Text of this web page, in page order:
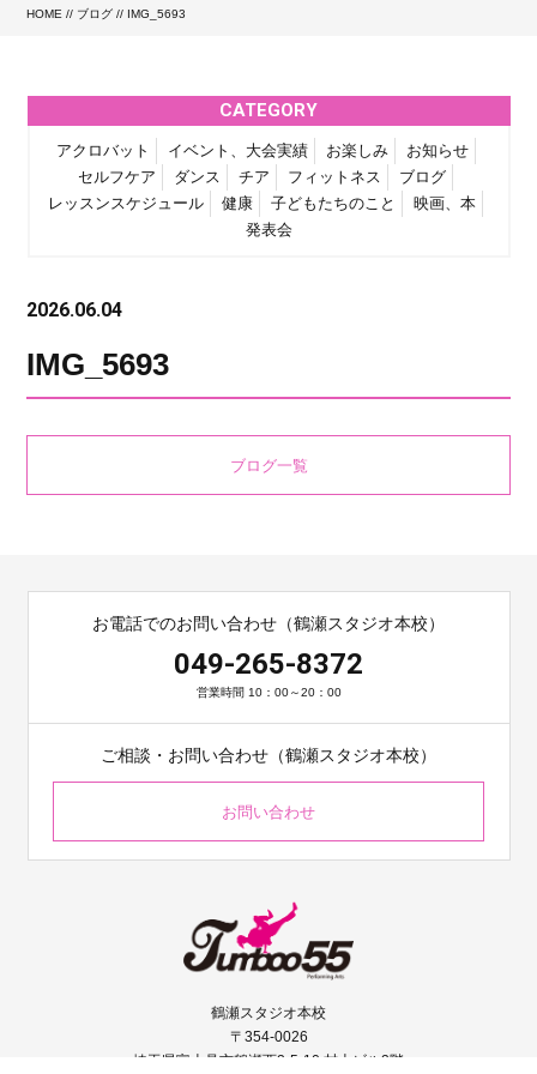
HOME // ブログ // IMG_5693
CATEGORY
アクロバット イベント、大会実績 お楽しみ
お知らせ
セルフケア
ダンス チア フィットネス
ブログ
レッスンスケジュール
健康 子どもたちのこと
映画、本
発表会
2026.06.04
IMG_5693
ブログ一覧
お電話でのお問い合わせ（鶴瀬スタジオ本校）
049-265-8372
営業時間 10：00～20：00
ご相談・お問い合わせ（鶴瀬スタジオ本校）
お問い合わせ
鶴瀬スタジオ本校
〒354-0026
埼玉県富士見市鶴瀬西2-5-10 村上ビル2階